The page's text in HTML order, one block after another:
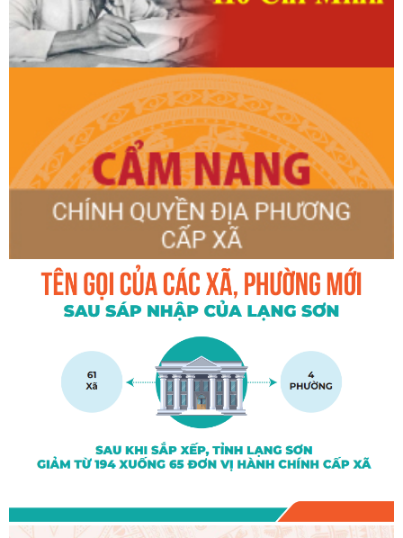
HỘI NGHỊ BAN CHẤP HÀNH ĐẢNG BỘ XÃ KỲ CHUYÊN ĐỀ
DÂN QUÂN THƯỜNG TRỰC HỖ TRỢ NGÀY CÔNG GIÚP
THÂN NHÂN LIỆT SĨ SỬA CHỮA NHÀ Ở
THỤY HÙNG: TIẾP SÓNG HỘI NGHỊ TRỰC TUYẾN TOÀN
QUỐC NGHIÊN CỨU, HỌC TẬP, QUÁN TRIỆT VÀ TRIỂN KHAI
THỰC HIỆN NGHỊ QUYẾT HỘI NGHỊ LẦN THỨ BA BAN CHẤP
HÀNH TRUNG ƯƠNG ĐẢNG KHÓA XIV
THỤY HÙNG TỔ CHỨC HỘI NGHỊ QUÁN TRIỆT, TRIỂN KHAI
CÔNG TÁC GIA ĐÌNH VÀ THỰC HIỆN NẾP SỐNG VĂN MINH
TRONG VIỆC CƯỚI, VIỆC TANG
THỤY HÙNG KHAI GIẢNG LỚP ĐÀO TẠO NGHỀ TIẾNG
TRUNG QUỐC CHO LAO ĐỘNG NÔNG THÔN
XÃ THỤY HÙNG DÂNG HƯƠNG TƯỞNG NIỆM CÁC ANH
HÙNG LIỆT SĨ